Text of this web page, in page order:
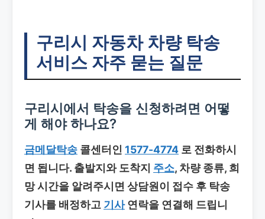
구리시 자동차 차량 탁송
서비스 자주 묻는 질문
구리시에서 탁송을 신청하려면 어떻
게 해야 하나요?
금메달탁송 콜센터인 1577-4774 로 전화하시
면 됩니다. 출발지와 도착지 주소, 차량 종류, 희
망 시간을 알려주시면 상담원이 접수 후 탁송
기사를 배정하고 기사연락을 연결해 드립니